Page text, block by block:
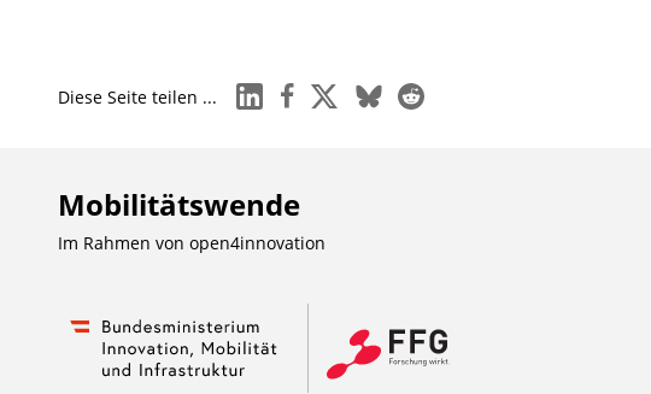
Diese Seite teilen ... linkedinfacebook
x blueskyreddit
Mobilitätswende
Im Rahmen von open4innovation